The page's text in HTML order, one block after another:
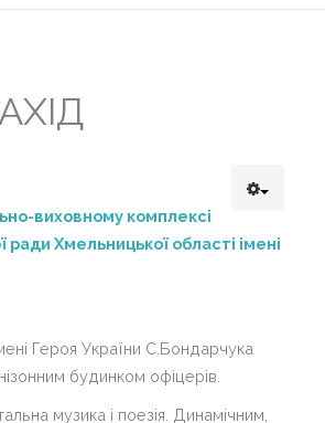
виховному комплексі
ради Хмельницької області імені
Героя України С.Бондарчука
будинком офіцерів.
музика і поезія. Динамічним,